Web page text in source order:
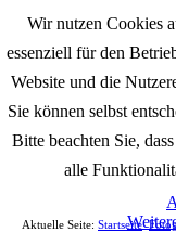
Aktuelle Seite: Startseite
Wir nutzen Cookies
essenziell für den
Website und die
Sie können selbst
Bitte beachten Sie,
alle